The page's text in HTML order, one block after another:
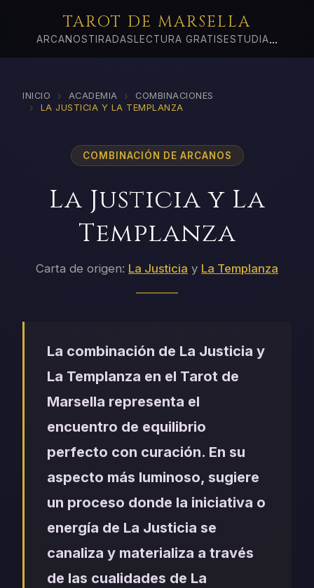
TAROT DE MARSELLA
ARCANOSTIRADAS LECTURA GRATIS ESTUDIA...
INICIO › ACADEMIA › COMBINACIONES
› LA JUSTICIA Y LA TEMPLANZA
COMBINACIÓN DE ARCANOS
La Justicia y La
Templanza
Carta de origen: La Justicia y La Templanza
La combinación de La Justicia y
La Templanza en el Tarot de
Marsella representa el
encuentro de equilibrio
perfecto con curación. En su
aspecto más luminoso, sugiere
un proceso donde la iniciativa o
energía de La Justicia se
canaliza y materializa a través
de las cualidades de La